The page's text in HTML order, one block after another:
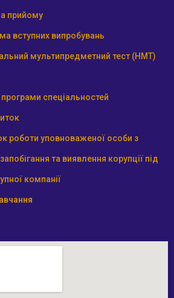
прийому
вступних випробувань
мультипредметний тест (НМТ)
програми спеціальностей
роботи уповноваженої особи з
та виявлення корупції під
компанії